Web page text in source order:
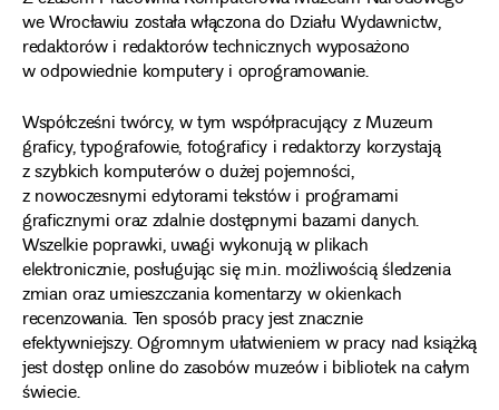
we Wrocławiu została włączona do Działu Wydawnictw,
redaktorów i redaktorów technicznych wyposażono
w odpowiednie komputery i oprogramowanie.
Współcześni twórcy, w tym współpracujący z Muzeum
graficy, typografowie, fotograficy i redaktorzy korzystają
z szybkich komputerów o dużej pojemności,
z nowoczesnymi edytorami tekstów i programami
graficznymi oraz zdalnie dostępnymi bazami danych.
Wszelkie poprawki, uwagi wykonują w plikach
elektronicznie, posługując się m.in. możliwością śledzenia
zmian oraz umieszczania komentarzy w okienkach
recenzowania. Ten sposób pracy jest znacznie
efektywniejszy. Ogromnym ułatwieniem w pracy nad książką
jest dostęp online do zasobów muzeów i bibliotek na całym
świecie.